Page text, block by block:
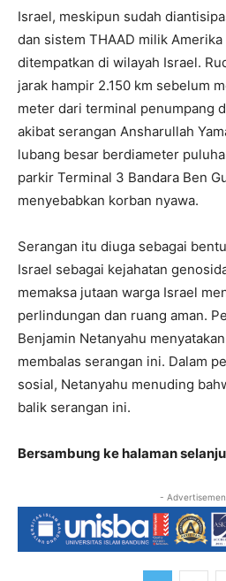
Israel, meskipun sudah
dan sistem THAAD milik
ditempatkan di wilayah Israel.
jarak hampir 2.150 km sebelum
meter dari terminal penumpang
akibat serangan Ansharullah
lubang besar berdiameter
parkir Terminal 3 Bandara Ben
menyebabkan korban nyawa.
Serangan itu diuga sebagai
Israel sebagai kejahatan
memaksa jutaan warga Israel
perlindungan dan ruang aman.
Benjamin Netanyahu
membalas serangan ini. Dalam
sosial, Netanyahu menuding
balik serangan ini.
Bersambung ke halaman
-